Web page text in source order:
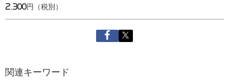
2,300円（税別）
関連キーワード